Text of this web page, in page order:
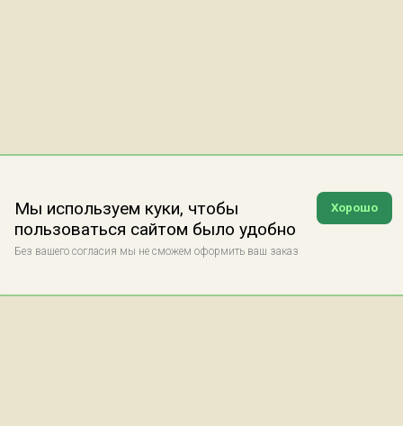
Хорошо
Мы используем куки, чтобы
пользоваться сайтом было удобно
Без вашего согласия мы не сможем оформить ваш заказ